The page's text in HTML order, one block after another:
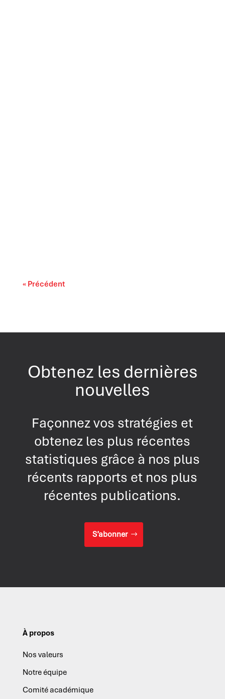
« Précédent
Obtenez les dernières
nouvelles
Façonnez vos stratégies et
obtenez les plus récentes
statistiques grâce à nos plus
récents rapports et nos plus
récentes publications.
S’abonner
À propos
Nos valeurs
Notre équipe
Comité académique